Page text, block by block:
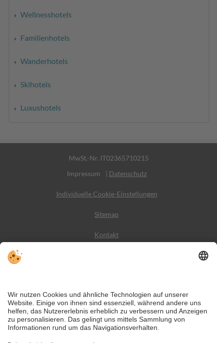
Wellnesshotels
Familienhotels
Wanderhotels
Skihotels
Luxushotels
MwSt.-Nr. IT02365710215
Impressum
| Datenschutz
Individuelle Cookie-Einstellungen
Sitemap
Kontakt
VIVODolomiti ist das Reiseportal für unvergesslichen
Bergurlaub – mit Unterkünften und Angeboten in den